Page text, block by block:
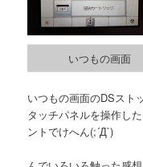
いつもの画面
いつもの画面のDSスト
タッチパネルを操作し
ントでけへん(;´Д`)